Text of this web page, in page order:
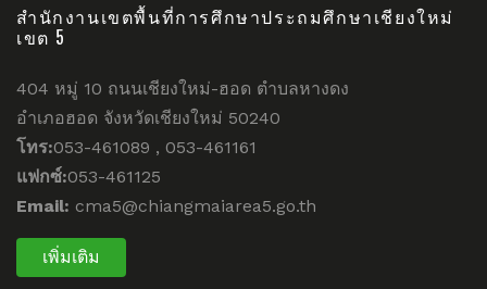
สำนักงานเขตพื้นที่การศึกษาประถมศึกษาเชียงใหม่
เขต 5
404 หมู่ 10 ถนนเชียงใหม่-ฮอด ตำบลหางดง
อำเภอฮอด จังหวัดเชียงใหม่ 50240
โทร:053-461089 , 053-461161
แฟกซ์:053-461125
Email: cma5@chiangmaiarea5.go.th
เพิ่มเติม